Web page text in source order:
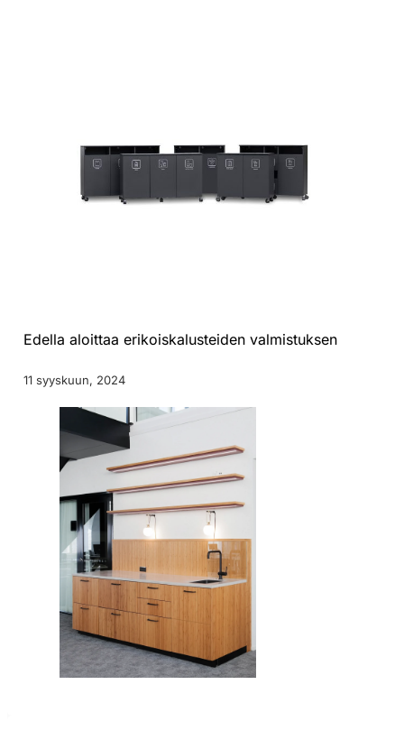
Edella aloittaa erikoiskalusteiden valmistuksen
11 syyskuun, 2024